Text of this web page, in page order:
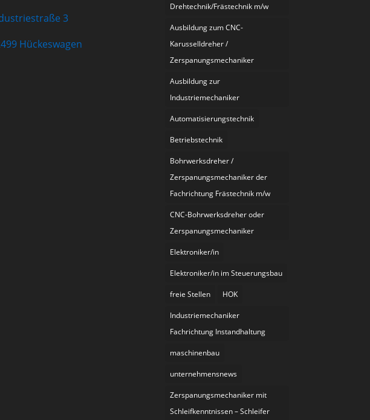
3
Hückeswagen
Drehtechnik/Frästechnik m/w
Ausbildung zum CNC-
Karusselldreher /
Zerspanungsmechaniker
Ausbildung zur
Industriemechaniker
Automatisierungstechnik
Betriebstechnik
Bohrwerksdreher /
Zerspanungsmechaniker der
Fachrichtung Frästechnik m/w
CNC-Bohrwerksdreher oder
Zerspanungsmechaniker
Elektroniker/in
Elektroniker/in im Steuerungsbau
freie Stellen HOK
Industriemechaniker
Fachrichtung Instandhaltung
maschinenbau
unternehmensnews
Zerspanungsmechaniker mit
Schleifkenntnissen – Schleifer